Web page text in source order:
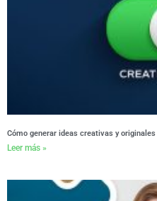
Cómo generar ideas creativas y
Leer más »